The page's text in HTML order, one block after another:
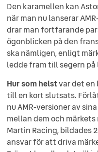
Den karamellen kan
när man nu lanserar
drar man fortfarande
ögonblicken på den
ska nämligen, enligt
ledde fram till segern på
Hur som helstvar det
till en kort slutsats.
nu AMR-versioner av
mellan dem och märkets
Martin Racing, bildades
ansvar för att driva